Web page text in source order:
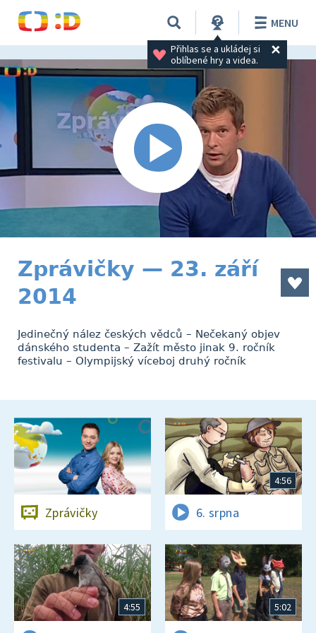
Přihlas se a ukládej si
oblíbené hry a videa.
MENU
Zprávičky — 23. září
2014
Jedinečný nález českých vědců – Nečekaný objev
dánského studenta – Zažít město jinak 9. ročník
festivalu – Olympijský víceboj druhý ročník
Zprávičky
4:56
6. srpna
4:55 5:02